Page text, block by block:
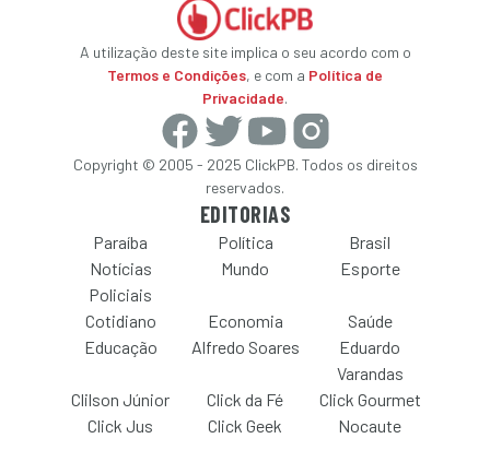
A utilização deste site implica o seu acordo com o
Termos e Condições, e com a Política de
Privacidade.
Copyright © 2005 - 2025 ClickPB. Todos os direitos
reservados.
EDITORIAS
Paraíba Política
Brasil
Notícias
Policiais
Mundo Esporte
Cotidiano Economia
Saúde
Educação
Alfredo Soares
Eduardo
Varandas
Clilson Júnior
Click da Fé
Click Gourmet
Click Jus
Click Geek Nocaute